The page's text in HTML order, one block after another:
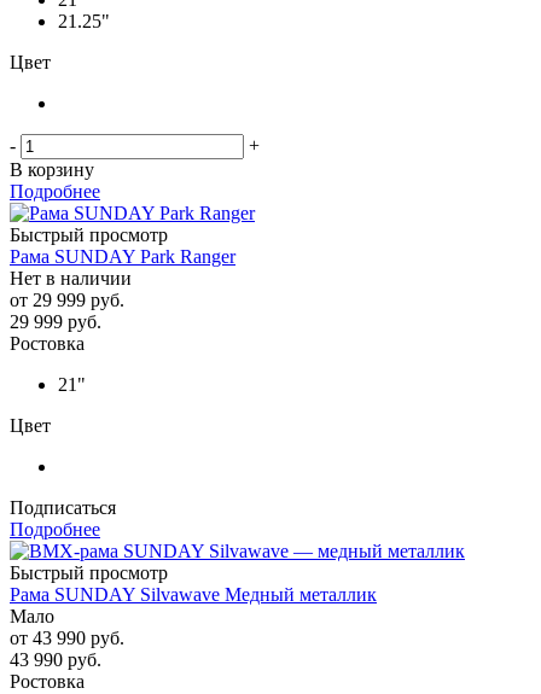
21.25"
Цвет
-
+
В корзину
Подробнее
Быстрый просмотр
Рама SUNDAY Park Ranger
Нет в наличии
от 29 999 руб.
29 999 руб.
Ростовка
21"
Цвет
Подписаться
Подробнее
Быстрый просмотр
Рама SUNDAY Silvawave Медный металлик
Мало
от 43 990 руб.
43 990 руб.
Ростовка